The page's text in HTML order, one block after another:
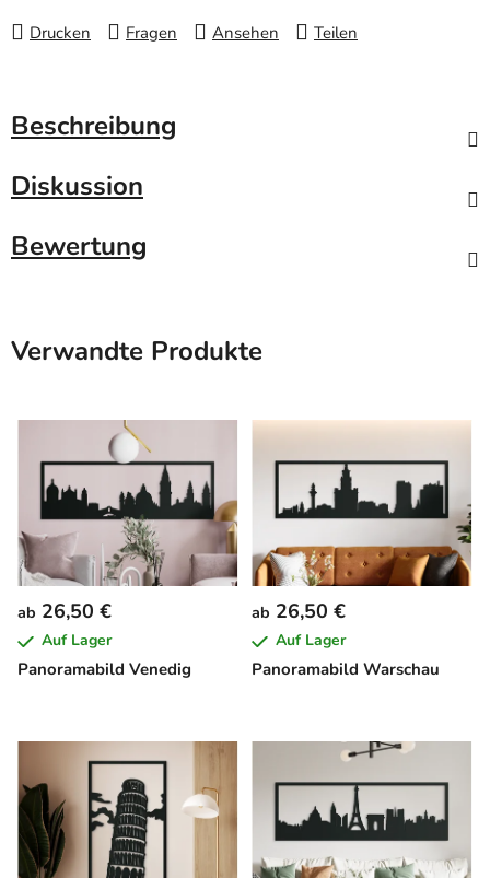
Drucken Fragen Ansehen Teilen
Beschreibung
Diskussion
Bewertung
Verwandte Produkte
Panoramabild Venedig
ab 26,50 €
Auf Lager
Panoramabild Warschau
ab 26,50 €
Auf Lager